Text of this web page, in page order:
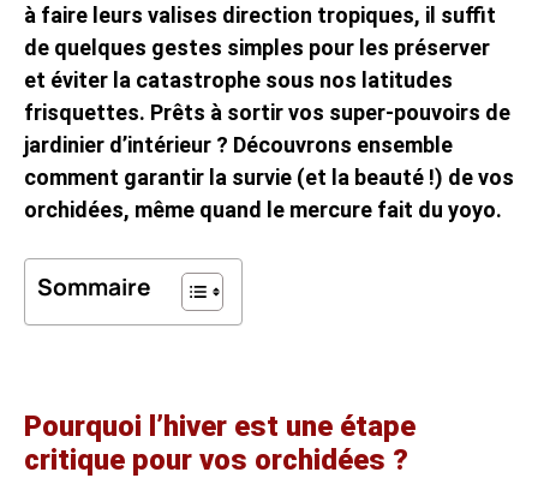
à faire leurs valises direction tropiques, il suffit
de quelques gestes simples pour les préserver
et éviter la catastrophe sous nos latitudes
frisquettes. Prêts à sortir vos super-pouvoirs de
jardinier d’intérieur ? Découvrons ensemble
comment garantir la survie (et la beauté !) de vos
orchidées, même quand le mercure fait du yoyo.
Sommaire
Pourquoi l’hiver est une étape
critique pour vos orchidées ?